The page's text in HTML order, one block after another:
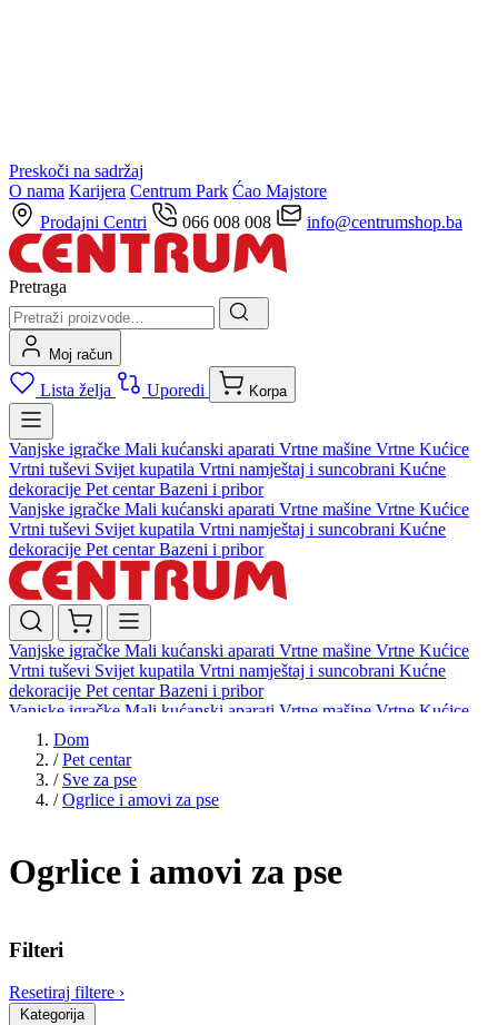
Preskoči na sadržaj
O nama Karijera Centrum Park Ćao Majstore
Prodajni Centri
066 008 008 info@centrumshop.ba
Pretraga
Moj račun
Lista želja Uporedi Korpa
Vanjske igračke Mali kućanski aparati Vrtne mašine Vrtne Kućice
Vrtni tuševi Svijet kupatila Vrtni namještaj i suncobrani Kućne
dekoracije Pet centarBazeni i pribor
Vanjske igračke Mali kućanski aparati Vrtne mašine Vrtne Kućice
Vrtni tuševi Svijet kupatila Vrtni namještaj i suncobrani Kućne
dekoracije Pet centarBazeni i pribor
Vanjske igračke Mali kućanski aparati Vrtne mašine Vrtne Kućice
Vrtni tuševi Svijet kupatila Vrtni namještaj i suncobrani Kućne
dekoracije Pet centarBazeni i pribor
Vanjske igračke Mali kućanski aparati Vrtne mašine Vrtne Kućice
Vrtni tuševi
dekoracijePet centar
Dom
/ Pet centar
/ Sve za pse
/ Ogrlice i amovi za pse
Ogrlice i amovi za pse
Filteri
Resetiraj filtere ›
Kategorija